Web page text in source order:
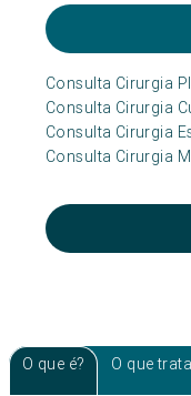
Consulta Cirurgia
Consulta Cirurgia
Consulta Cirurgia
Consulta Cirurgia
O que é? O que